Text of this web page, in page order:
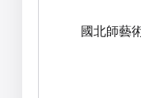
國北師藝